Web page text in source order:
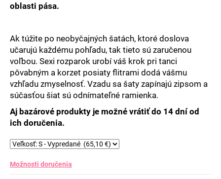
oblasti pása.
Ak túžite po neobyčajných šatách, ktoré doslova
učarujú každému pohľadu, tak tieto sú zaručenou
voľbou. Sexi rozparok urobí váš krok pri tanci
pôvabným a korzet posiaty flitrami dodá vášmu
vzhľadu zmyselnosť. Vzadu sa šaty zapínajú zipsom a
súčasťou šiat sú odnímateľné ramienka.
Aj bazárové produkty je možné vrátiť do 14 dní od
ich doručenia.
Možnosti doručenia